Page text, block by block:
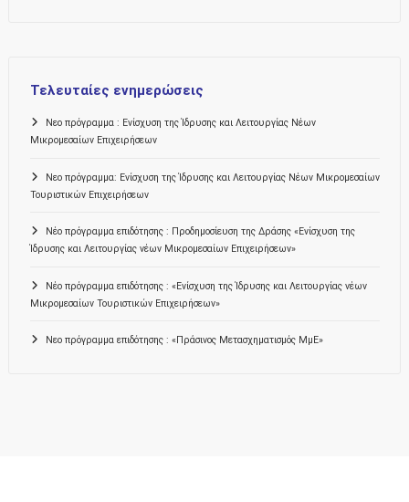
Τελευταίες ενημερώσεις
Νεο πρόγραμμα : Ενίσχυση της Ίδρυσης και Λειτουργίας Νέων
Μικρομεσαίων Επιχειρήσεων
Νεο πρόγραμμα: Ενίσχυση της Ίδρυσης και Λειτουργίας Νέων Μικρομεσαίων
Τουριστικών Επιχειρήσεων
Νέο πρόγραμμα επιδότησης : Προδημοσίευση της Δράσης «Ενίσχυση της
Ίδρυσης και Λειτουργίας νέων Μικρομεσαίων Επιχειρήσεων»
Νέο πρόγραμμα επιδότησης : «Ενίσχυση της Ίδρυσης και Λειτουργίας νέων
Μικρομεσαίων Τουριστικών Επιχειρήσεων»
Νεο πρόγραμμα επιδότησης : «Πράσινος Μετασχηματισμός ΜμΕ»